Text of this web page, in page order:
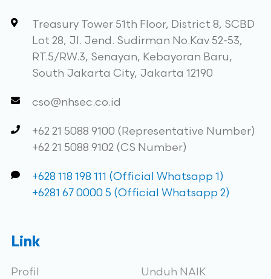
Treasury Tower 51th Floor, District 8, SCBD
Lot 28, Jl. Jend. Sudirman No.Kav 52-53,
RT.5/RW.3, Senayan, Kebayoran Baru,
South Jakarta City, Jakarta 12190
cso@nhsec.co.id
+62 21 5088 9100 (Representative Number)
+62 21 5088 9102 (CS Number)
+628 118 198 111 (Official Whatsapp 1)
+6281 67 0000 5 (Official Whatsapp 2)
Link
Profil
Unduh NAIK